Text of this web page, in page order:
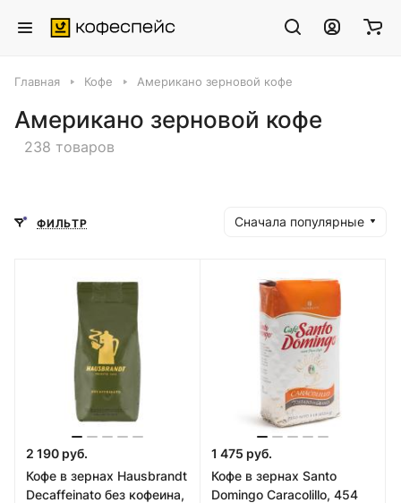
Главная Кофе Американо зерновой кофе
Американо зерновой кофе
238 товаров
ФИЛЬТР Сначала популярные
2 190 руб.
Кофе в зернах Hausbrandt
Decaffeinato без кофеина,
1 475 руб.
Кофе в зернах Santo
Domingo Caracolillo, 454